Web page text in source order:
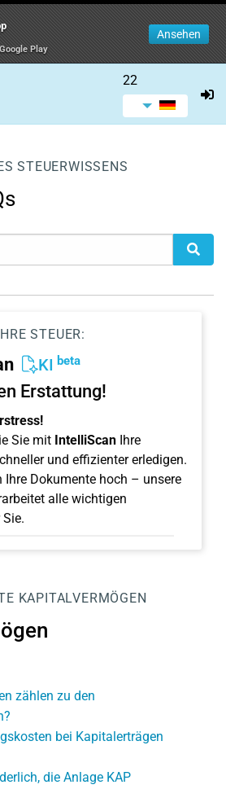
Play
Ansehen
22
STEUERWISSENS
STEUER:
KI beta
Erstattung!
Sie mit IntelliScan Ihre
und effizienter erledigen.
Ihre Dokumente hoch – unsere
alle wichtigen
KAPITALVERMÖGEN
zählen zu den
bei Kapitalerträgen
die Anlage KAP